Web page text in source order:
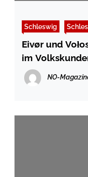
Schleswig
Eivør und
im
NO-